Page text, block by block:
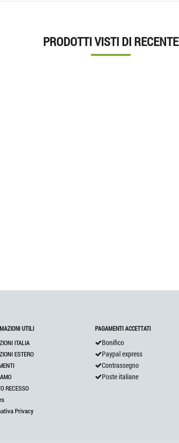
PRODOTTI VISTI DI RECENTE
UTILI
ITALIA
ESTERO
RECESSO
Privacy
PAGAMENTI ACCETTATI
Bonifico
Paypal express
Contrassegno
Poste italiane